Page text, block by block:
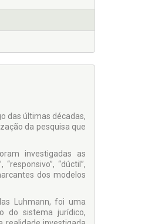
das últimas décadas,
da pesquisa que
investigadas as
“dúctil”,
dos modelos
Luhmann, foi uma
do sistema jurídico,